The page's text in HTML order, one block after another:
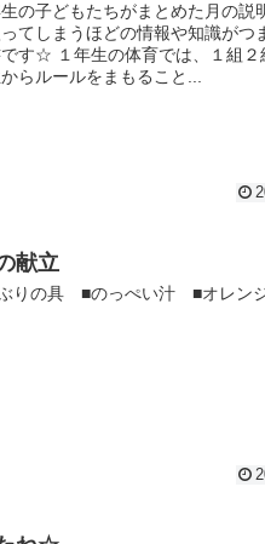
の子どもたちがまとめた月の説
てしまうほどの情報や知識がつ
す☆ １年生の体育では、１組２
らルールをまもること...
献立
りの具 ■のっぺい汁 ■オレン